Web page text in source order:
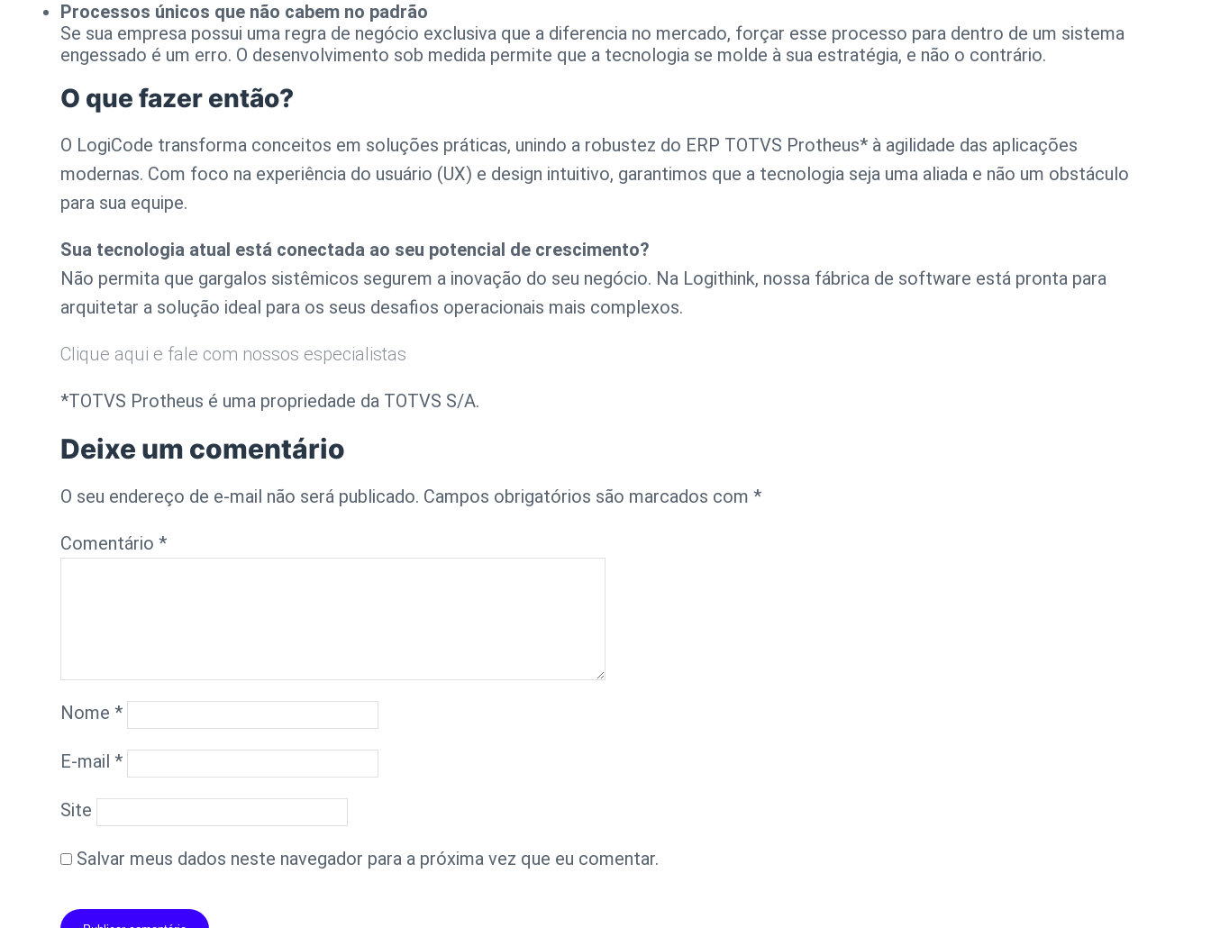
Processos únicos que não cabem no padrão
Se sua empresa possui uma regra de negócio exclusiva que a diferencia no mercado, forçar esse processo para dentro de um sistema
engessado é um erro. O desenvolvimento sob medida permite que a tecnologia se molde à sua estratégia, e não o contrário.
O que fazer então?
O LogiCode transforma conceitos em soluções práticas, unindo a robustez do ERP TOTVS Protheus* à agilidade das aplicações
modernas. Com foco na experiência do usuário (UX) e design intuitivo, garantimos que a tecnologia seja uma aliada e não um obstáculo
para sua equipe.
Sua tecnologia atual está conectada ao seu potencial de crescimento?
Não permita que gargalos sistêmicos segurem a inovação do seu negócio. Na Logithink, nossa fábrica de software está pronta para
arquitetar a solução ideal para os seus desafios operacionais mais complexos.
Clique aqui e fale com nossos especialistas
*TOTVS Protheus é uma propriedade da TOTVS S/A.
Deixe um comentário
O seu endereço de e-mail não será publicado. Campos obrigatórios são marcados com*
Comentário*
Nome*
E-mail*
Site
Salvar meus dados neste navegador para a próxima vez que eu comentar.